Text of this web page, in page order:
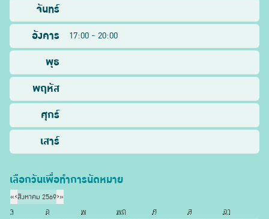
จันทร์
อังคาร
17:00 - 20:00
พุธ
พฤหัส
ศุกร์
เสาร์
เลือกวันเพื่อทำการนัดหมาย
«‹สิงหาคม 2569›»
จ
อ พ พฤ ศ ส
อา